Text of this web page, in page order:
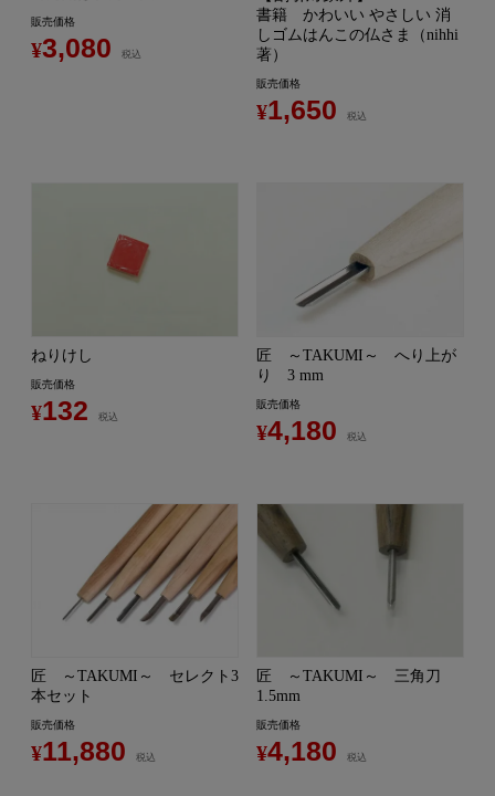
販売価格
¥3,080 税込
書籍 かわいい やさしい 消
しゴムはんこの仏さま（nihhi
著）
販売価格
¥1,650 税込
ねりけし
販売価格
¥132 税込
匠 ～TAKUMI～ へり上が
り 3 mm
販売価格
¥4,180 税込
匠 ～TAKUMI～ セレクト3
本セット
販売価格
¥11,880 税込
匠 ～TAKUMI～ 三角刀
1.5mm
販売価格
¥4,180 税込